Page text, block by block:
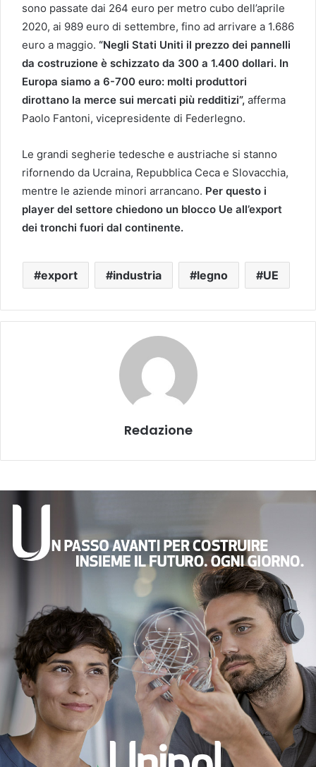
sono passate dai 264 euro per metro cubo dell’aprile
2020, ai 989 euro di settembre, fino ad arrivare a 1.686
euro a maggio. “Negli Stati Uniti il prezzo dei pannelli
da costruzione è schizzato da 300 a 1.400 dollari. In
Europa siamo a 6-700 euro: molti produttori
dirottano la merce sui mercati più redditizi”, afferma
Paolo Fantoni, vicepresidente di Federlegno.
Le grandi segherie tedesche e austriache si stanno
rifornendo da Ucraina, Repubblica Ceca e Slovacchia,
mentre le aziende minori arrancano. Per questo i
player del settore chiedono un blocco Ue all’export
dei tronchi fuori dal continente.
export industria legno UE
Redazione